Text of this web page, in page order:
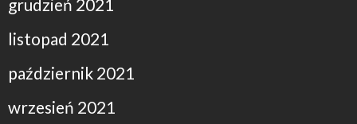
grudzień 2021
listopad 2021
październik 2021
wrzesień 2021